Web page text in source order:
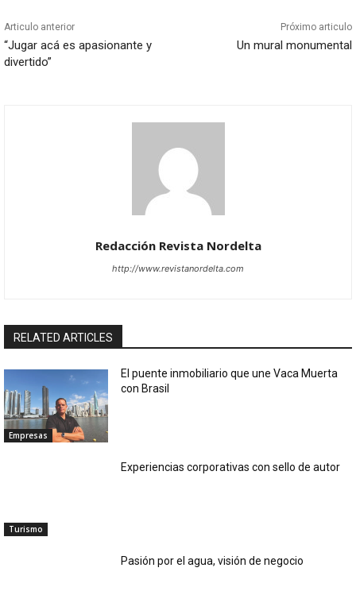
Articulo anterior
“Jugar acá es apasionante y
divertido”
Próximo articulo
Un mural monumental
Redacción Revista Nordelta
http://www.revistanordelta.com
RELATED ARTICLES
Empresas
El puente inmobiliario que une Vaca Muerta
con Brasil
Turismo
Experiencias corporativas con sello de autor
Pasión por el agua, visión de negocio